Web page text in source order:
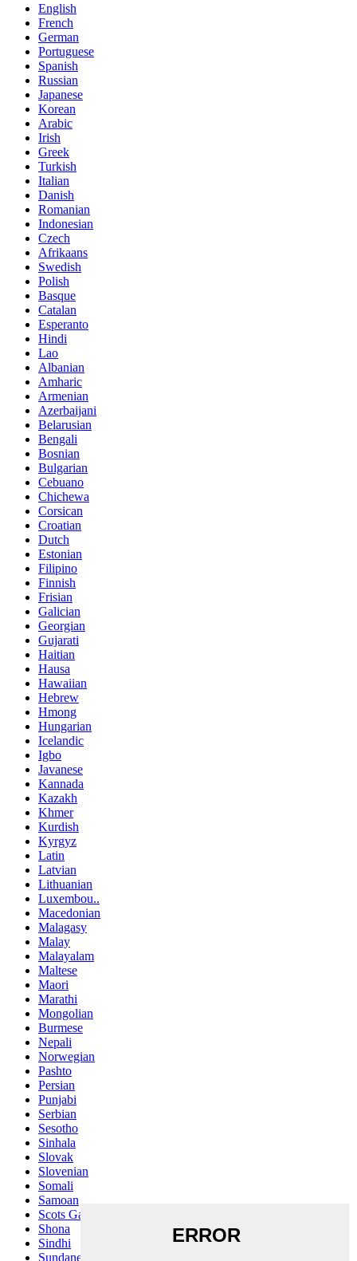
English
French
German
Portuguese
Spanish
Russian
Japanese
Korean
Arabic
Irish
Greek
Turkish
Italian
Danish
Romanian
Indonesian
Czech
Afrikaans
Swedish
Polish
Basque
Catalan
Esperanto
Hindi
Lao
Albanian
Amharic
Armenian
Azerbaijani
Belarusian
Bengali
Bosnian
Bulgarian
Cebuano
Chichewa
Corsican
Croatian
Dutch
Estonian
Filipino
Finnish
Frisian
Galician
Georgian
Gujarati
Haitian
Hausa
Hawaiian
Hebrew
Hmong
Hungarian
Icelandic
Igbo
Javanese
Kannada
Kazakh
Khmer
Kurdish
Kyrgyz
Latin
Latvian
Lithuanian
Luxembou..
Macedonian
Malagasy
Malay
Malayalam
Maltese
Maori
Marathi
Mongolian
Burmese
Nepali
Norwegian
Pashto
Persian
Punjabi
Serbian
Sesotho
Sinhala
Slovak
Slovenian
Somali
Samoan
Scots Gaelic
Shona
Sindhi
Sundanese